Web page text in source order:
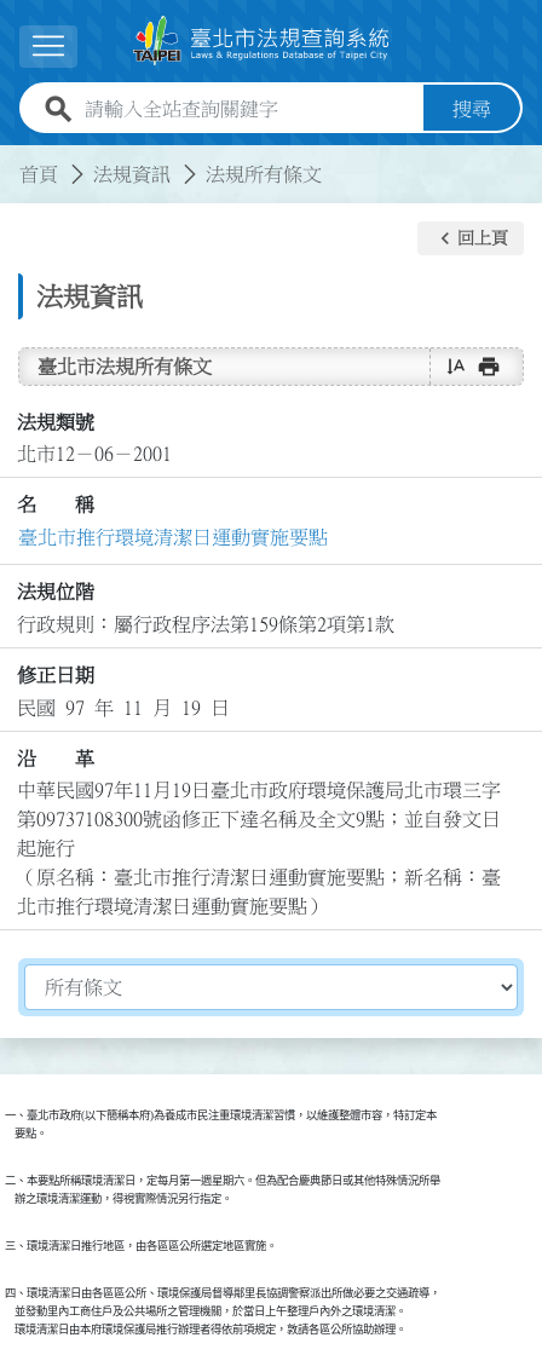
展開選單
全站查詢關鍵字欄位 搜尋
首頁 法規資訊 法規所有條文
法規資訊
keyboard_arrow_left 回上頁
臺北市法規所有條文 text_rotate_vertical print
法規類號
北市12－06－2001
名 稱
臺北市推行環境清潔日運動實施要點
法規位階
行政規則：屬行政程序法第159條第2項第1款
修正日期
民國 97 年 11 月 19 日
沿 革
中華民國97年11月19日臺北市政府環境保護局北市環三字
第09737108300號函修正下達名稱及全文9點；並自發文日
起施行
（原名稱：臺北市推行清潔日運動實施要點；新名稱：臺
北市推行環境清潔日運動實施要點）
切換選擇法規資訊內容
一、臺北市政府(以下簡稱本府)為養成市民注重環境清潔習慣，以維護整體市容，特訂定本
    要點。
二、本要點所稱環境清潔日，定每月第一週星期六。但為配合慶典節日或其他特殊情況所舉
    辦之環境清潔運動，得視實際情況另行指定。
三、環境清潔日推行地區，由各區區公所選定地區實施。
四、環境清潔日由各區區公所、環境保護局督導鄰里長協調警察派出所做必要之交通疏導，
    並發動里內工商住戶及公共場所之管理機關，於當日上午整理戶內外之環境清潔。
    環境清潔日由本府環境保護局推行辦理者得依前項規定，敦請各區公所協助辦理。